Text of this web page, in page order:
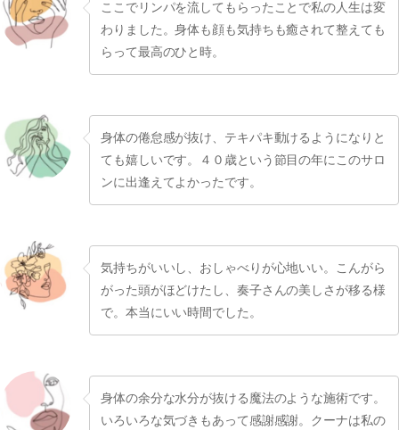
ここでリンパを流してもらったことで私の人生は変
わりました。身体も顔も気持ちも癒されて整えても
らって最高のひと時。
身体の倦怠感が抜け、テキパキ動けるようになりと
ても嬉しいです。４０歳という節目の年にこのサロ
ンに出逢えてよかったです。
気持ちがいいし、おしゃべりが心地いい。こんがら
がった頭がほどけたし、奏子さんの美しさが移る様
で。本当にいい時間でした。
身体の余分な水分が抜ける魔法のような施術です。
いろいろな気づきもあって感謝感謝。クーナは私の